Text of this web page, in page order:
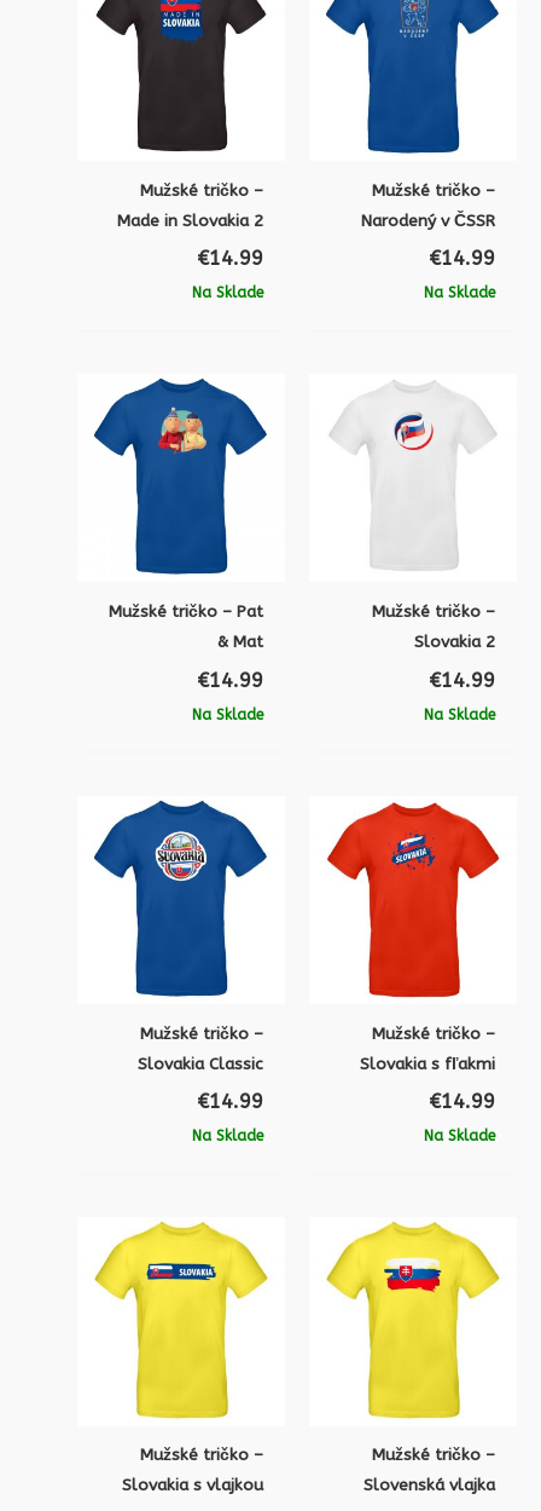
Mužské tričko –
Made in Slovakia 2
€14.99
Na Sklade
Mužské tričko –
Narodený v ČSSR
€14.99
Na Sklade
Mužské tričko – Pat
& Mat
€14.99
Na Sklade
Mužské tričko –
Slovakia 2
€14.99
Na Sklade
Mužské tričko –
Slovakia Classic
€14.99
Na Sklade
Mužské tričko –
Slovakia s fľakmi
€14.99
Na Sklade
Mužské tričko –
Slovakia s vlajkou
Mužské tričko –
Slovenská vlajka